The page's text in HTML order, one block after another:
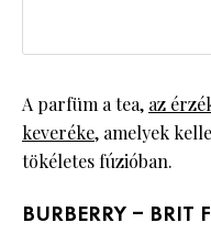
A parfüm a tea, az
keveréke, amelyek
tökéletes fúzióban.
BURBERRY – BRIT